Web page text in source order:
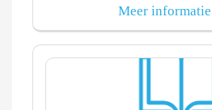
Meer informatie